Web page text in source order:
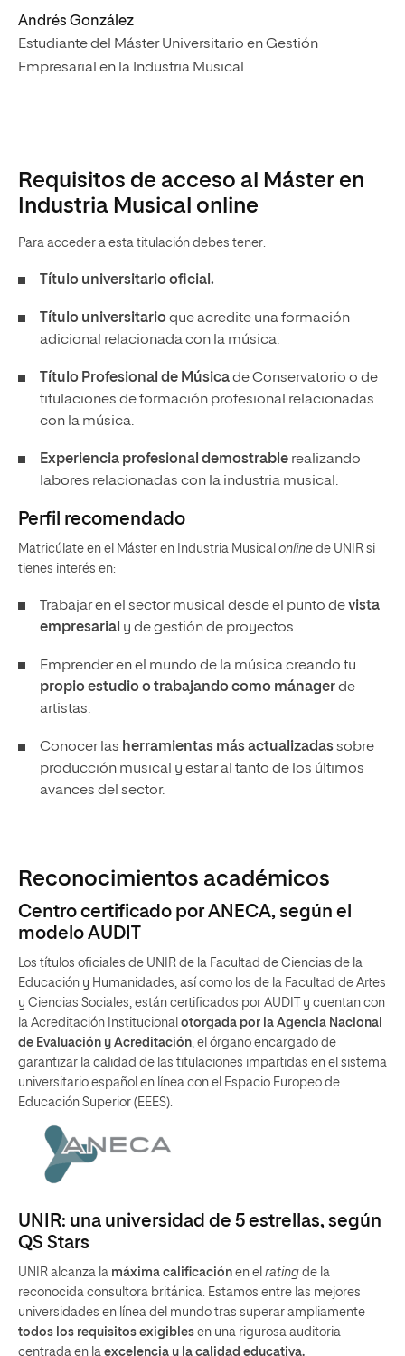
Andrés González
Estudiante del Máster Universitario en Gestión
Empresarial en la Industria Musical
Requisitos de acceso al Máster en
Industria Musical online
Para acceder a esta titulación debes tener:
Título universitario oficial.
Título universitarioque acredite una formación
adicional relacionada con la música.
Título Profesional de Músicade Conservatorio o de
titulaciones de formación profesional relacionadas
con la música.
Experiencia profesional demostrable realizando
labores relacionadas con la industria musical.
Perfil recomendado
Matricúlate en el Máster en Industria Musical online de UNIR si
tienes interés en:
Trabajar en el sector musical desde el punto devista
empresarial y de gestión de proyectos.
Emprender en el mundo de la música creando tu
propio estudio o trabajando como mánagerde
artistas.
Conocer las herramientas más actualizadassobre
producción musical y estar al tanto de los últimos
avances del sector.
Reconocimientos académicos
Centro certificado por ANECA, según el
modelo AUDIT
Los títulos oficiales de UNIR de la Facultad de Ciencias de la
Educación y Humanidades, así como los de la Facultad de Artes
y Ciencias Sociales, están certificados por AUDIT y cuentan con
la Acreditación Institucional otorgada por la Agencia Nacional
de Evaluación y Acreditación, el órgano encargado de
garantizar la calidad de las titulaciones impartidas en el sistema
universitario español en línea con el Espacio Europeo de
Educación Superior (EEES).
UNIR: una universidad de 5 estrellas, según
QS Stars
UNIR alcanza la máxima calificación en el rating de la
reconocida consultora británica. Estamos entre las mejores
universidades en línea del mundo tras superar ampliamente
todos los requisitos exigibles en una rigurosa auditoria
centrada en la excelencia y la calidad educativa.